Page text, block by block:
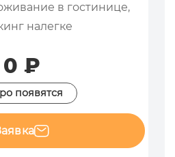
в гостинице,
налегке
0 ₽
появятся